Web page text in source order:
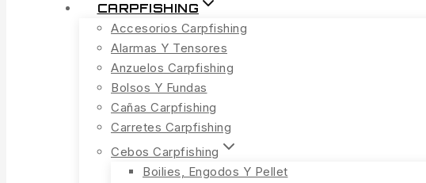
CARPFISHING
Accesorios Carpfishing
Alarmas Y Tensores
Anzuelos Carpfishing
Bolsos Y Fundas
Cañas Carpfishing
Carretes Carpfishing
Cebos Carpfishing
Boilies, Engodos Y Pellet